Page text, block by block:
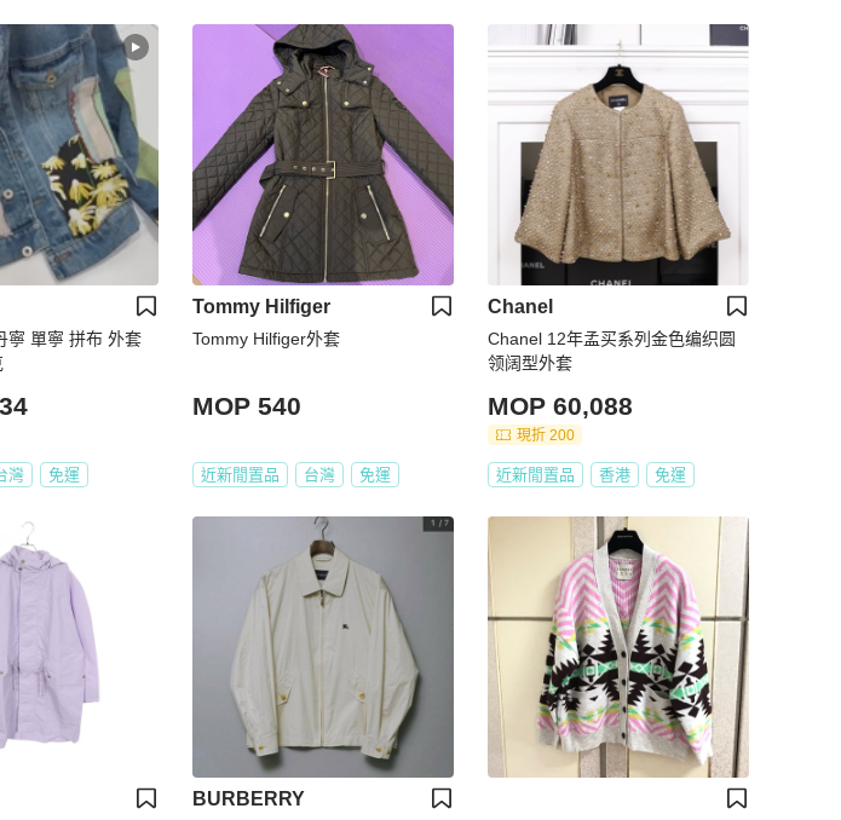
寧 單寧 拼布 外套
灣 免運
Tommy Hilfiger
Tommy Hilfiger外套
MOP 540
近新閒置品 台灣 免運
Chanel
Chanel 12年孟买系列金色编织圆
领阔型外套
MOP 60,088
現折 200
近新閒置品 香港 免運
BURBERRY